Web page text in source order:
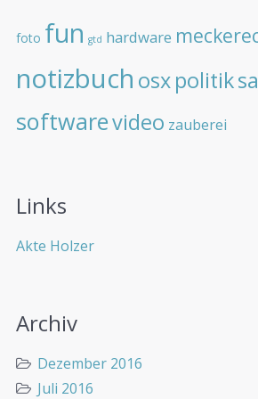
foto fun gtd hardware
notizbuch osxpolitik
softwarevideo zauberei
Links
Akte Holzer
Archiv
Dezember 2016
Juli 2016